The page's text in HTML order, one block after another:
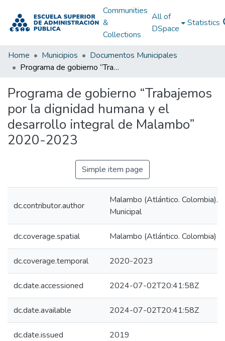
Communities
&
Collections
All of
DSpace
Statistics
Home Municipios
Documentos Municipales
Programa de gobierno “Trabajemos por la dignidad humana y el desarrollo integral de Malambo” 2020-2023
Programa de gobierno “Trabajemos
por la dignidad humana y el
desarrollo integral de Malambo”
2020-2023
Simple item page
dc.contributor.author
Malambo (Atlántico. Colombia).
Municipal
dc.coverage.spatial Malambo (Atlántico. Colombia)
dc.coverage.temporal 2020-2023
dc.date.accessioned 2024-07-02T20:41:58Z
dc.date.available 2024-07-02T20:41:58Z
dc.date.issued 2019